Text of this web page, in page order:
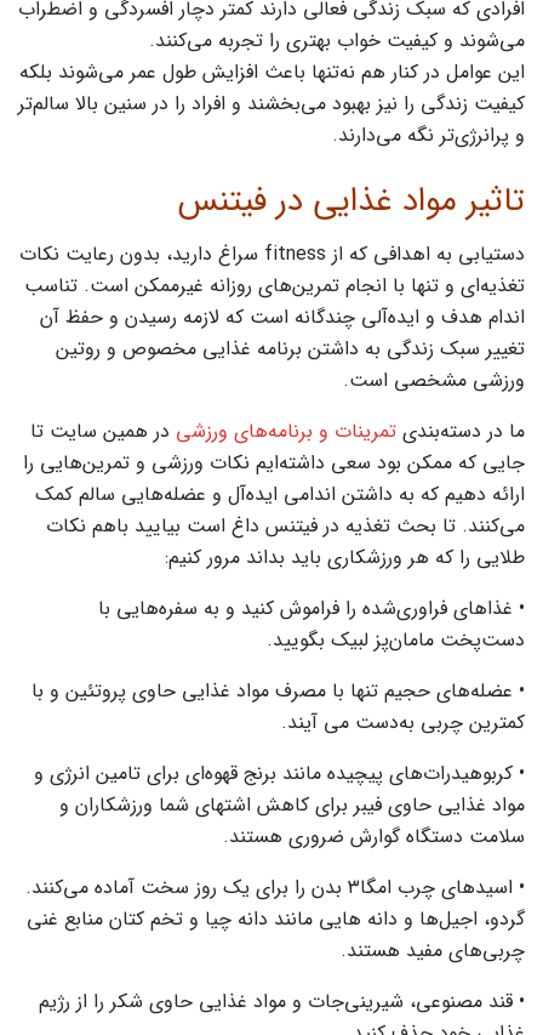
افرادی که سبک زندگی فعالی دارند کمتر دچار افسردگی و اضطراب
می‌شوند و کیفیت خواب بهتری را تجربه می‌کنند.
این عوامل در کنار هم نه‌تنها باعث افزایش طول عمر می‌شوند بلکه
کیفیت زندگی را نیز بهبود می‌بخشند و افراد را در سنین بالا سالم‌تر
و پرانرژی‌تر نگه می‌دارند.
تاثیر مواد غذایی در فیتنس
دستیابی به اهدافی که از fitness سراغ دارید، بدون رعایت نکات
تغذیه‌ای و تنها با انجام تمرین‌های روزانه غیرممکن است. تناسب
اندام هدف و ایده‌آلی چندگانه است که لازمه رسیدن و حفظ آن
تغییر سبک زندگی به‌ داشتن برنامه غذایی مخصوص و روتین
ورزشی مشخصی است.
ما در دسته‌بندی تمرینات و برنامه‌های ورزشی در همین سایت تا
جایی که ممکن بود سعی داشته‌ایم نکات ورزشی و تمرین‌هایی را
ارائه دهیم که به داشتن اندامی ایده‌آل و عضله‌هایی سالم کمک
می‌کنند. تا بحث تغذیه در فیتنس داغ است بیایید باهم نکات
طلایی را که هر ورزشکاری باید بداند مرور کنیم:
• غذاهای فراوری‌شده را فراموش کنید و به سفره‌هایی با
دست‌پخت مامان‌پز لبیک بگویید‌.
• عضله‌های حجیم تنها با مصرف مواد غذایی حاوی پروتئین و با
کمترین چربی به‌دست می آیند.
• کربوهیدرات‌های پیچیده مانند برنج قهوه‌ای برای تامین انرژی و
مواد غذایی حاوی فیبر برای کاهش اشتهای شما ورزشکاران و
سلامت دستگاه گوارش ضروری هستند.
• اسیدهای چرب امگا۳ بدن را برای یک روز سخت آماده می‌کنند.
گردو، اجیل‌ها و دانه هایی مانند دانه چیا و تخم کتان منابع غنی
چربی‌های مفید هستند.
• قند مصنوعی، شیرینی‌جات و مواد غذایی حاوی شکر را از رژیم